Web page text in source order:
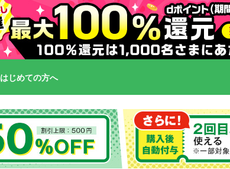
はじめての方へ